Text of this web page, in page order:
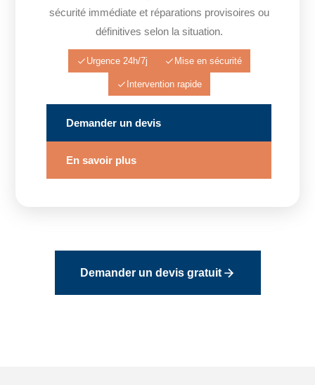
sécurité immédiate et réparations provisoires ou
définitives selon la situation.
Urgence 24h/7j Mise en sécurité
Intervention rapide
Demander un devis
En savoir plus
Demander un devis gratuit